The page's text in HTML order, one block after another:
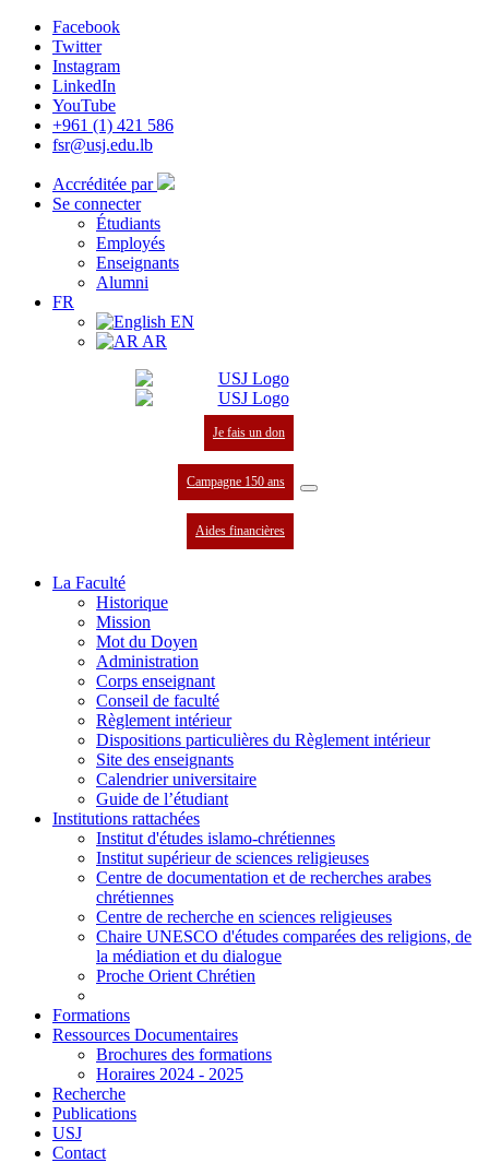
Facebook
Twitter
Instagram
LinkedIn
YouTube
+961 (1) 421 586
fsr@usj.edu.lb
Accréditée par
Se connecter
Étudiants
Employés
Enseignants
Alumni
FR
EN
AR
Je fais un don
Campagne 150 ans
Aides financières
La Faculté
Historique
Mission
Mot du Doyen
Administration
Corps enseignant
Conseil de faculté
Règlement intérieur
Dispositions particulières du Règlement intérieur
Site des enseignants
Calendrier universitaire
Guide de l’étudiant
Institutions rattachées
Institut d'études islamo-chrétiennes
Institut supérieur de sciences religieuses
Centre de documentation et de recherches arabes
chrétiennes
Centre de recherche en sciences religieuses
Chaire UNESCO d'études comparées des religions, de
la médiation et du dialogue
Proche Orient Chrétien
Formations
Ressources Documentaires
Brochures des formations
Horaires 2024 - 2025
Recherche
Publications
USJ
Contact